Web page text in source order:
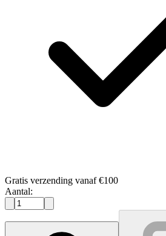
Gratis verzending vanaf €100
Aantal: